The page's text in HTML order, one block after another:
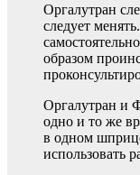
Оргалутран
следует
образом
Оргалутран и
одно и то же
в одном
использовать